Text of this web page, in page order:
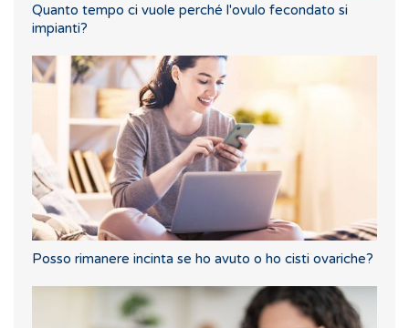
Quanto tempo ci vuole perché l'ovulo fecondato si
impianti?
Posso rimanere incinta se ho avuto o ho cisti ovariche?